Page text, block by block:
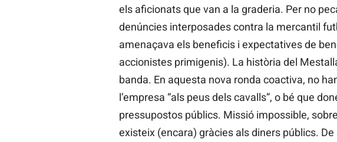
els aficionats que van a la graderia. Per no
denúncies interposades contra la mercantil
amenaçava els beneficis i expectatives de
accionistes primigenis). La història del
banda. En aquesta nova ronda coactiva, no
l’empresa “als peus dels cavalls”, o bé que
pressupostos públics. Missió impossible,
existeix (encara) gràcies als diners públics.